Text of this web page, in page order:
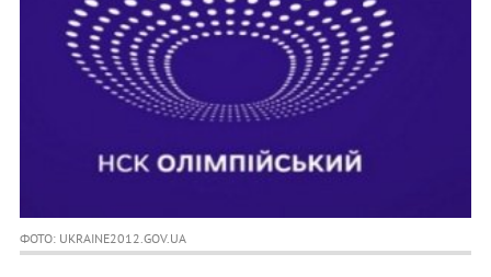
ФОТО: UKRAINE2012.GOV.UA